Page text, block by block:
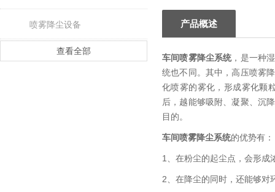
喷雾降尘设备
查看全部
产品概述
车间喷雾降尘系统，是一种
统也不同。其中，高压喷雾
化喷雾的雾化，形成雾化颗
后，越能够吸附、凝聚、沉
目的。
车间喷雾降尘系统的优势有：
1、在粉尘的起尘点，会形成
2、在降尘的同时，还能够对